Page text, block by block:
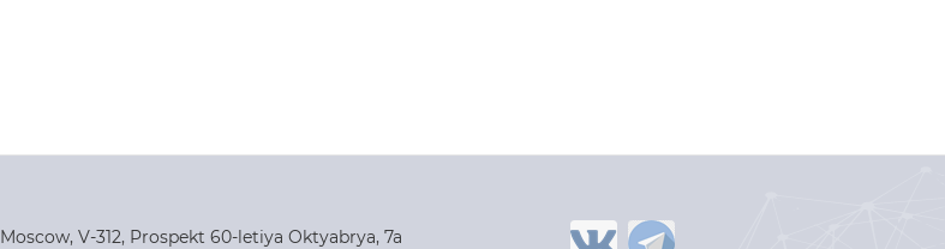
Moscow, V-312, Prospekt 60-letiya Oktyabrya, 7a